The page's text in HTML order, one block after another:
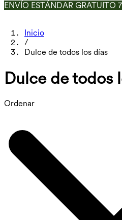
ENVÍO ESTÁNDAR GRATUITO
Inicio
/
Dulce de todos los días
Dulce de todos
Ordenar